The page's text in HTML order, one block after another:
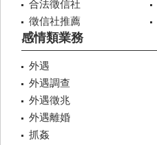
合法徵信社
徵信社推薦
感情類業務
外遇
外遇調查
外遇徵兆
外遇離婚
抓姦